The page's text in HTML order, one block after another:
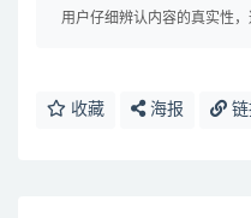
用户仔细辨认内容的真实性，
收藏 海报